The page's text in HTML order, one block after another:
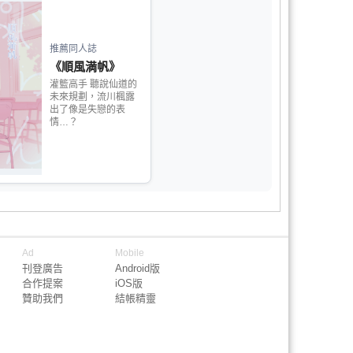
推薦同人誌
《順風満帆》
灌籃高手 聽說仙道的
未來規劃，流川楓露
出了像是失戀的表
情…？
Ad
刊登廣告
合作提案
贊助我們
Mobile
Android版
iOS版
結帳精靈